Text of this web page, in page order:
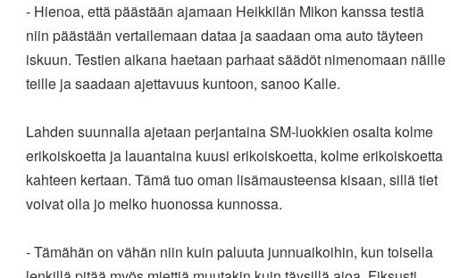
- Hienoa, että päästään ajamaan Heikkilän Mikon kanssa testiä
niin päästään vertailemaan dataa ja saadaan oma auto täyteen
iskuun. Testien aikana haetaan parhaat säädöt nimenomaan näille
teille ja saadaan ajettavuus kuntoon, sanoo Kalle.
Lahden suunnalla ajetaan perjantaina SM-luokkien osalta kolme
erikoiskoetta ja lauantaina kuusi erikoiskoetta, kolme erikoiskoetta
kahteen kertaan. Tämä tuo oman lisämausteensa kisaan, sillä tiet
voivat olla jo melko huonossa kunnossa.
- Tämähän on vähän niin kuin paluuta junnuaikoihin, kun toisella